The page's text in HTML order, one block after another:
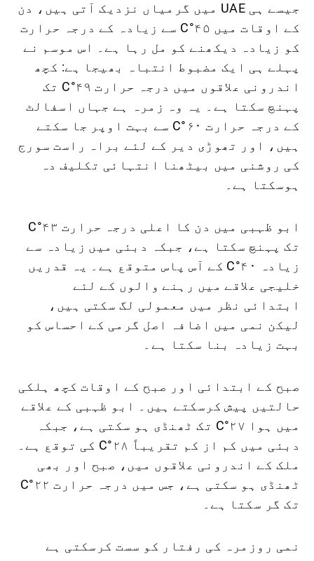
جیسے ہی UAE میں گرمیاں نزدیک آتی ہیں، دن
کے اوقات میں ۴۵°C سے زیادہ کے درجہ حرارت
کو زیادہ دیکھنے کو مل رہا ہے۔ اس موسم نے
پہلے ہی ایک مضبوط انتباہ بھیجا ہے: کچھ
اندرونی علاقوں میں درجہ حرارت ۴۹°C تک
پہنچ سکتا ہے۔ یہ وہ زمرہ ہے جہاں اسفالٹ
کے درجہ حرارت ۶۰°C سے بہت اوپر جا سکتے
ہیں، اور تھوڑی دیر کے لئے براہ راست سورج
کی روشنی میں بیٹھنا انتہائی تکلیف دہ
ہوسکتا ہے۔
ابو ظہبی میں دن کا اعلی درجہ حرارت ۴۳°C
تک پہنچ سکتا ہے، جبکہ دبئی میں زیادہ سے
زیادہ ۴۰°C کے آس پاس متوقع ہے۔ یہ قدریں
خلیجی علاقے میں رہنے والوں کے لئے
ابتدائی نظر میں معمولی لگ سکتی ہیں،
لیکن نمی میں اضافہ اصل گرمی کے احساس کو
بہت زیادہ بنا سکتا ہے۔
صبح کے ابتدائی اور صبح کے اوقات کچھ ہلکی
حالتیں پیش کرسکتے ہیں۔ ابو ظہبی کے علاقے
میں ہوا ۲۷°C تک ٹھنڈی ہو سکتی ہے، جبکہ
دبئی میں کم از کم تقریباً ۲۸°C کی توقع ہے۔
ملک کے اندرونی علاقوں میں، صبح اور بھی
ٹھنڈی ہو سکتی ہے، جس میں درجہ حرارت ۲۲°C
تک گر سکتا ہے۔
نمی روزمرہ کی رفتار کو سست کرسکتی ہے